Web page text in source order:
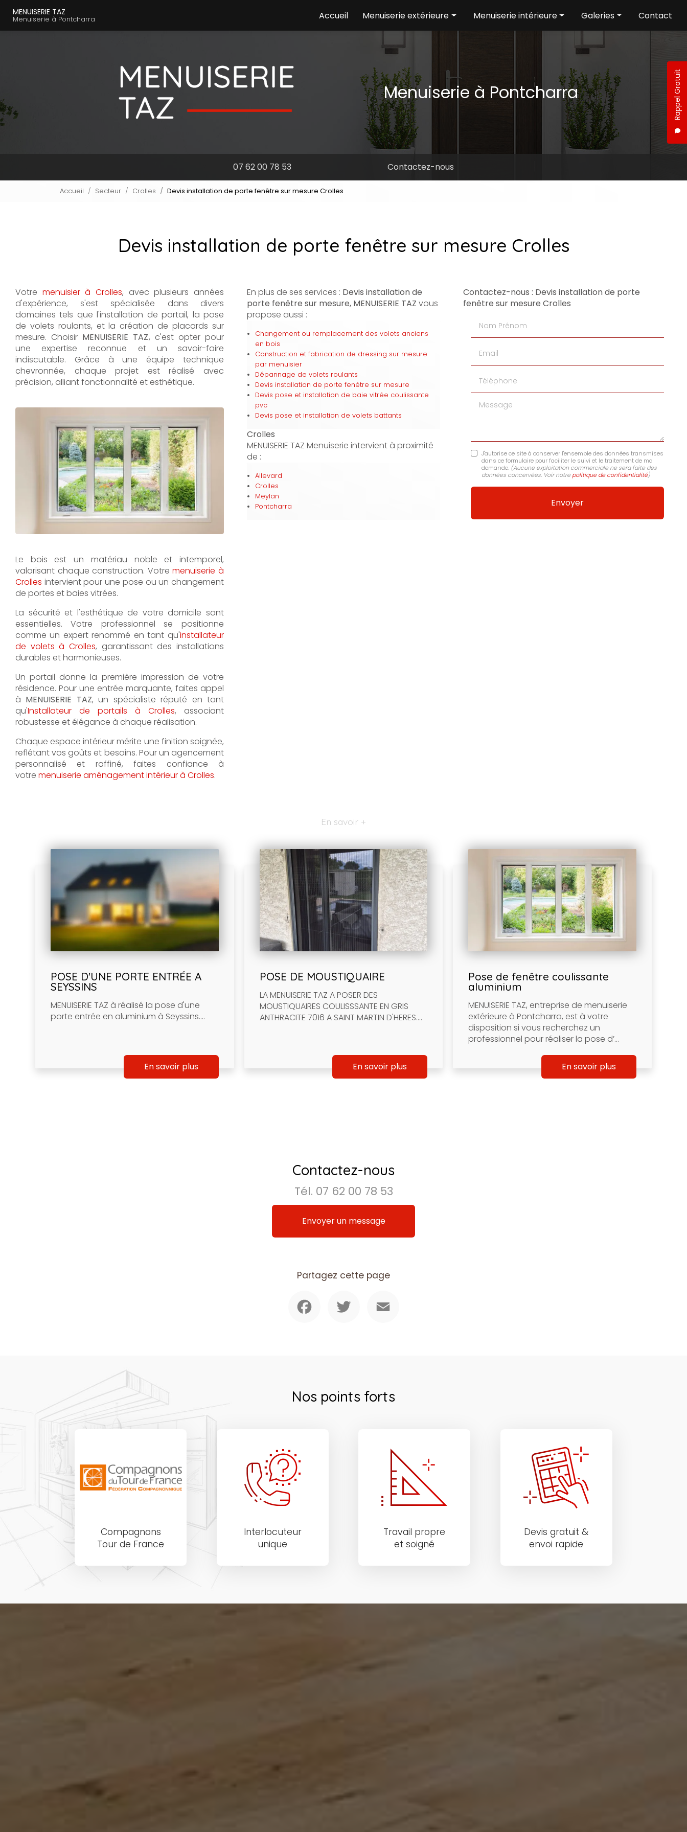
contenu
MENUISERIE TAZ
Menuiserie à Pontcharra
Rappel Gratuit
Accueil
Menuiserie extérieure
Portails
Menuiserie intérieure Galeries
Menuiserie intérieure
Contact
Menuiserie à Pontcharra
07 62 00 78 53 Contactez-nous
Accueil Secteur Crolles Devis installation de porte fenêtre sur mesure Crolles
Devis installation de porte fenêtre sur mesure Crolles
Votre menuisier à Crolles, avec plusieurs années
d'expérience, s'est spécialisée dans divers
domaines tels que l'installation de portail, la pose
de volets roulants, et la création de placards sur
mesure. Choisir MENUISERIE TAZ, c'est opter pour
une expertise reconnue et un savoir-faire
indiscutable. Grâce à une équipe technique
chevronnée, chaque projet est réalisé avec
précision, alliant fonctionnalité et esthétique.
Le bois est un matériau noble et intemporel,
valorisant chaque construction. Votremenuiserie à
Crolles intervient pour une pose ou un changement
de portes et baies vitrées.
La sécurité et l'esthétique de votre domicile sont
essentielles. Votre professionnel se positionne
comme un expert renommé en tant qu'installateur
de volets à Crolles, garantissant des installations
durables et harmonieuses.
Un portail donne la première impression de votre
résidence. Pour une entrée marquante, faites appel
à MENUISERIE TAZ, un spécialiste réputé en tant
qu'Installateur de portails à Crolles, associant
robustesse et élégance à chaque réalisation.
Chaque espace intérieur mérite une finition soignée,
reflétant vos goûts et besoins. Pour un agencement
personnalisé et raffiné, faites confiance à
votre menuiserie aménagement intérieur à Crolles.
En plus de ses services : Devis installation de
porte fenêtre sur mesure, MENUISERIE TAZ vous
propose aussi :
Changement ou remplacement des volets anciens
en bois
Construction et fabrication de dressing sur mesure
par menuisier
Dépannage de volets roulants
Devis installation de porte fenêtre sur mesure
Devis pose et installation de baie vitrée coulissante
pvc
Devis pose et installation de volets battants
Crolles
MENUISERIE TAZ Menuiserie intervient à proximité
de :
Allevard
Crolles
Meylan
Pontcharra
Contactez-nous : Devis installation de porte
fenêtre sur mesure Crolles
Message
J'autorise ce site à conserver l'ensemble des données transmises
dans ce formulaire pour faciliter le suivi et le traitement de ma
demande. (Aucune exploitation commerciale ne sera faite des
données concervées. Voir notre politique de confidentialité)
En savoir +
POSE D'UNE PORTE ENTRÉE A
SEYSSINS
MENUISERIE TAZ à réalisé la pose d'une
porte entrée en aluminium à Seyssins....
En savoir plus
POSE DE MOUSTIQUAIRE
LA MENUISERIE TAZ A POSER DES
MOUSTIQUAIRES COULISSSANTE EN GRIS
ANTHRACITE 7016 A SAINT MARTIN D'HERES....
En savoir plus
Pose de fenêtre coulissante
aluminium
MENUISERIE TAZ, entreprise de menuiserie
extérieure à Pontcharra, est à votre
disposition si vous recherchez un
professionnel pour réaliser la pose d’...
En savoir plus
Contactez-nous
Tél. 07 62 00 78 53
Envoyer un message
Partagez cette page
Nos points forts
Compagnons
Tour de France
Interlocuteur
unique
Travail propre
et soigné
Devis gratuit &
envoi rapide